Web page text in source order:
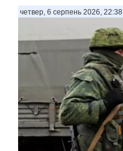
четвер, 6 серпень 2026, 22:38